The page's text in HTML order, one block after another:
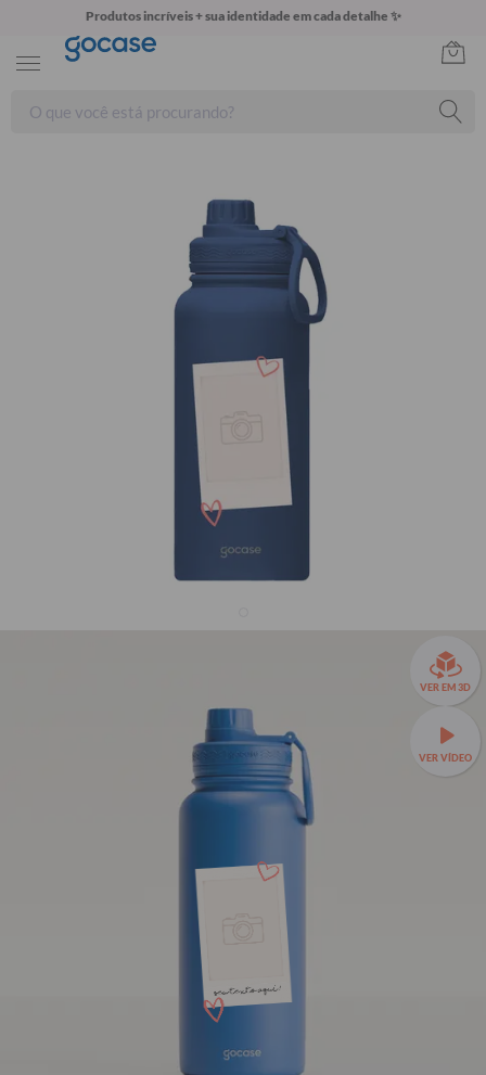
Produtos incríveis + sua identidade em cada detalhe ✨
VER EM 3D
VER VÍDEO
SEU TEXTO AQUI !
Garrafa Térmica Fresh + Ebook - Picture - Melhor
R$259,90
conservação térmica e estampas exclusivas.
Fresh 950ml